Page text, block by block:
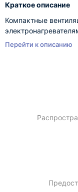
Краткое описание
Компактные
Перейти к описанию